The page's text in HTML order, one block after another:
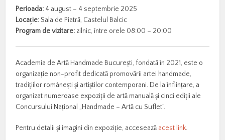
Perioada: 4 august – 4 septembrie 2025
Locație: Sala de Piatră, Castelul Balcic
Program de vizitare: zilnic, între orele 08:00 – 20:00
Academia de Artă Handmade București, fondată în 2021, este o
organizație non-profit dedicată promovării artei handmade,
tradițiilor românești și artiștilor contemporani. De la înființare, a
organizat numeroase expoziții de artă manuală și cinci ediții ale
Concursului Național „Handmade – Artă cu Suflet”.
Pentru detalii și imagini din expoziție, accesează acest link.